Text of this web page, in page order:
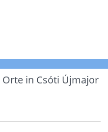
in Csóti Újmajor